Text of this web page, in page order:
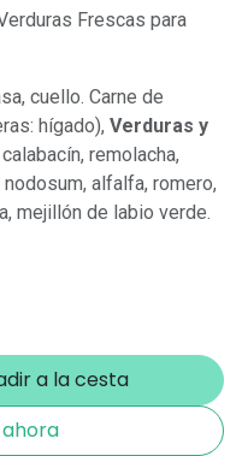
Frescas para
cuello. Carne de
hígado), Verduras y
remolacha,
alfalfa, romero,
mejillón de labio verde.
a la cesta